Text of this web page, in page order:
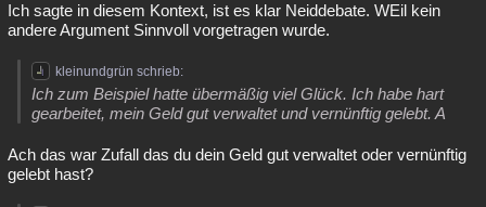
Ich sagte in diesem Kontext, ist es klar Neiddebate. WEil kein
andere Argument Sinnvoll vorgetragen wurde.
kleinundgrün schrieb:
Ich zum Beispiel hatte übermäßig viel Glück. Ich habe hart
gearbeitet, mein Geld gut verwaltet und vernünftig gelebt. A
Ach das war Zufall das du dein Geld gut verwaltet oder vernünftig
gelebt hast?